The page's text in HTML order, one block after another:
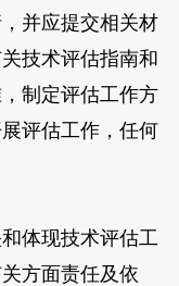
并应提交相关材
技术评估指南和
制定评估工作方
评估工作，任何
体现技术评估工
方面责任及依